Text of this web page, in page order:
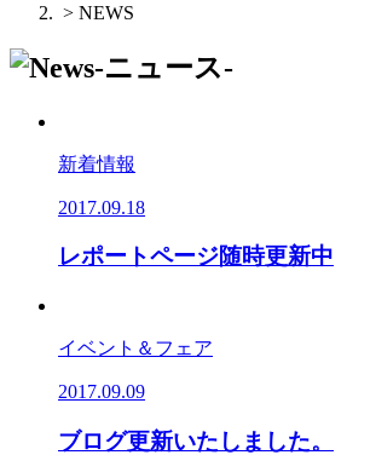
> NEWS
新着情報
2017.09.18
レポートページ随時更新中
イベント＆フェア
2017.09.09
ブログ更新いたしました。